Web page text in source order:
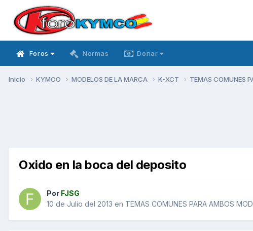
Foros Normas Donar
Inicio KYMCO MODELOS DE LA MARCA K-XCT TEMAS COMUNES
Oxido en la boca del deposito
Por FJSG
10 de Julio del 2013 en TEMAS COMUNES PARA AMBOS